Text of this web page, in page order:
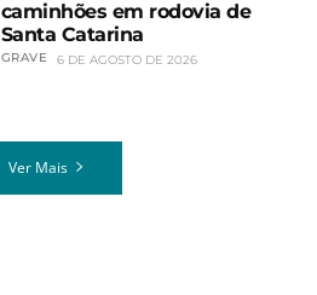
caminhões em rodovia de
Santa Catarina
GRAVE 6 DE AGOSTO DE 2026
Ver Mais